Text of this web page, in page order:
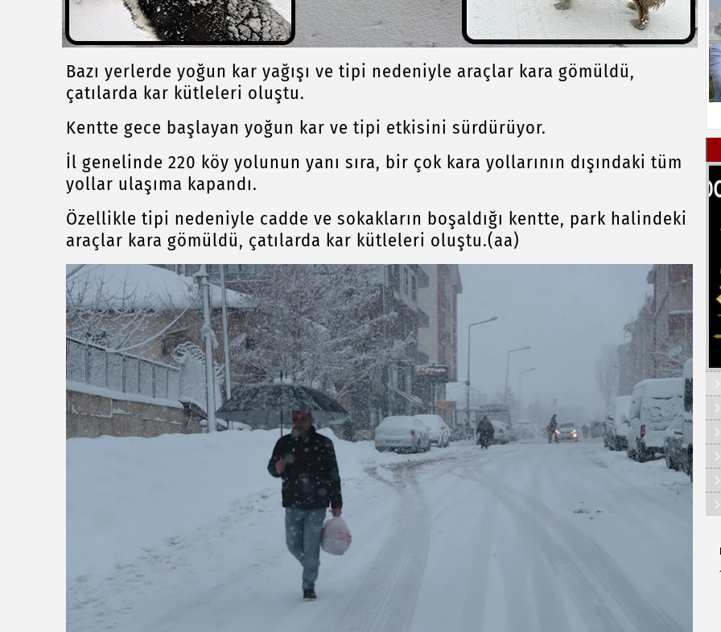
Bazı yerlerde yoğun kar yağışı ve tipi nedeniyle araçlar kara gömüldü,
çatılarda kar kütleleri oluştu.
Kentte gece başlayan yoğun kar ve tipi etkisini sürdürüyor.
İl genelinde 220 köy yolunun yanı sıra, bir çok kara yollarının dışındaki tüm
yollar ulaşıma kapandı.
Özellikle tipi nedeniyle cadde ve sokakların boşaldığı kentte, park halindeki
araçlar kara gömüldü, çatılarda kar kütleleri oluştu.(aa)